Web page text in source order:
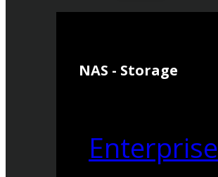
NAS - Storage
Enterprise